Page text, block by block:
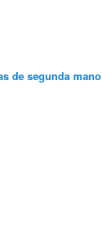
de segunda mano